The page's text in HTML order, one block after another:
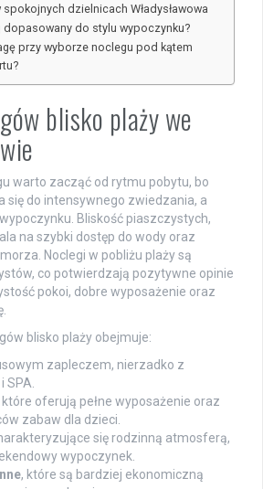
dzielnicach Władysławowa
dopasowany do stylu wypoczynku?
przy wyborze noclegu pod kątem
blisko plaży we
warto zacząć od rytmu pobytu, bo
się do intensywnego zwiedzania, a
Bliskość piaszczystych,
na szybki dostęp do wody oraz
Noclegi w pobliżu plaży są
co potwierdzają pozytywne opinie
pokoi, dobre wyposażenie oraz
blisko plaży obejmuje:
zapleczem, nierzadko z
SPA.
które oferują pełne wyposażenie oraz
zabaw dla dzieci.
się rodzinną atmosferą,
wypoczynek.
, które są bardziej ekonomiczną